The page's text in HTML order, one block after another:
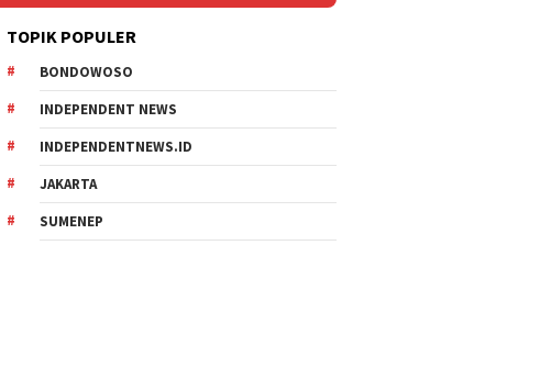
TOPIK POPULER
BONDOWOSO
INDEPENDENT NEWS
INDEPENDENTNEWS.ID
JAKARTA
SUMENEP